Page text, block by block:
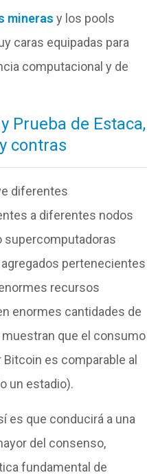
mineras y los pools
caras equipadas para
computacional y de
Prueba de Estaca,
contras
diferentes
a diferentes nodos
supercomputadoras
pertenecientes
recursos
enormes cantidades de
que el consumo
es comparable al
un estadio).
es que conducirá a una
del consenso,
fundamental de